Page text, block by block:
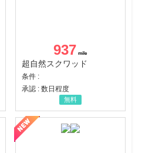
937
超自然スクワッド
条件 :
承認 : 数日程度
無料